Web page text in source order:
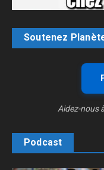
Soutenez
Aidez-nous
Podcast